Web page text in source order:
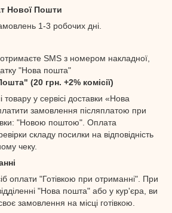
Нової Пошти
1-3 робочих дні.
SMS з номером накладної,
"Нова пошта"
(20 грн. +2% комісії)
у сервісі доставки «Нова
замовлення післяплатою при
"Новою поштою". Оплата
складу посилки на відповідність
чеку.
оплати "Готівкою при отриманні". При
"Нова пошта" або у кур'єра, ви
замовлення на місці готівкою.